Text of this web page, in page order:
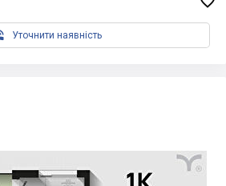
Уточнити наявність